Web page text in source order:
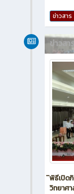
ข่าวสาร
ข่าวสาร
พิธีเปิด
วิทยาศ